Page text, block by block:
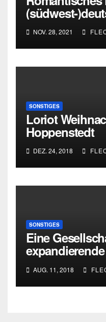
(südwest-
NOV. 28, 2021
SONSTIGES
Loriot
Hoppenstedt
DEZ. 24, 2018
SONSTIGES
Eine
gefesselt ist ..
Wahrnehmung
AUG. 11, 2018